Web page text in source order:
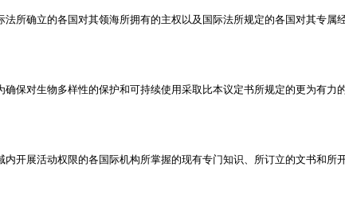
确立的各国对其领海所拥有的主权以及国际法所规定的各国对其专属
对生物多样性的保护和可持续使用采取比本议定书所规定的更为有力
展活动权限的各国际机构所掌握的现有专门知识、所订立的文书和所开